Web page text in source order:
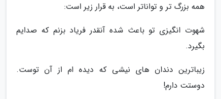
همه بزرگ تر و تواناتر است، به قرار زیر است:
شهوت انگیزی تو باعث شده آنقدر فریاد بزنم که صدایم
بگیرد.
زیباترین دندان های نیشی که دیده ام از آن توست.
دوستت دارم!